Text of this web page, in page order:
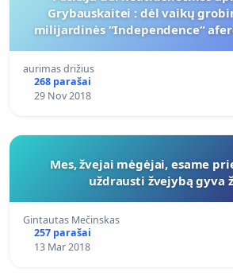
Grybauskaitei : dėl vaikų
milijardinės “Independence“
aurimas drižius
268 parašai
29 Nov 2018
Mes, žvejai mėgėjai, esame
uždrausti žvejybą gyva
Gintautas Mečinskas
257 parašai
13 Mar 2018